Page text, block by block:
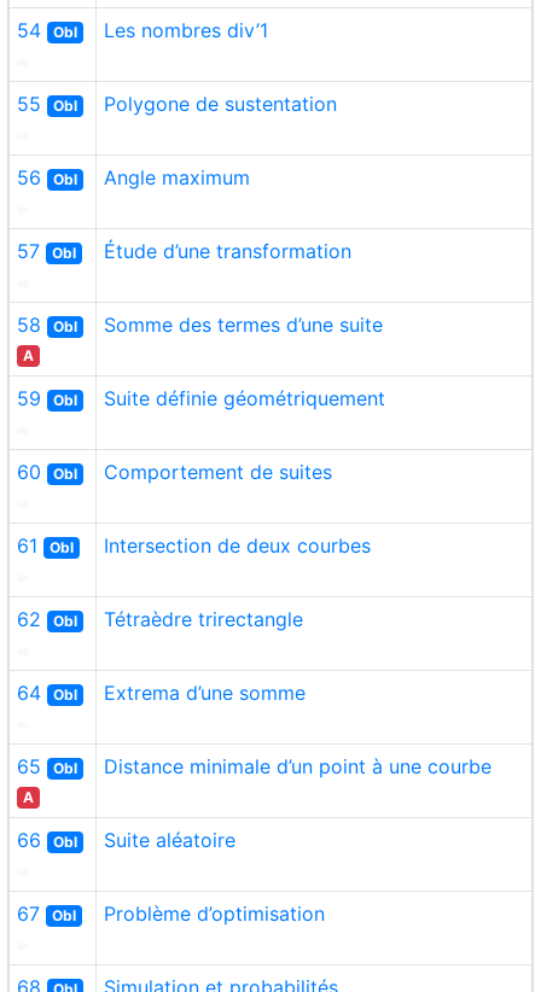
54 Obl Les nombres div’1
55 Obl Polygone de sustentation
56 Obl Angle maximum
57 Obl Étude d’une transformation
58 Obl
A
Somme des termes d’une suite
59 Obl Suite définie géométriquement
60 Obl Comportement de suites
61 Obl Intersection de deux courbes
62 Obl Tétraèdre trirectangle
64 Obl Extrema d’une somme
65 Obl
A
Distance minimale d’un point à une courbe
66 Obl Suite aléatoire
67 Obl Problème d’optimisation
68 Simulation et probabilités